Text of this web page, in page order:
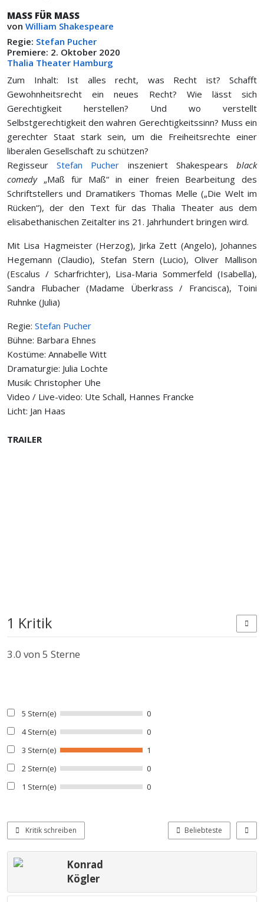
MASS FÜR MASS
von William Shakespeare
Regie: Stefan Pucher
Premiere: 2. Oktober 2020
Thalia Theater Hamburg
Zum Inhalt: Ist alles recht, was Recht ist? Schafft
Gewohnheitsrecht ein neues Recht? Wie lässt sich
Gerechtigkeit herstellen? Und wo verstellt
Selbstgerechtigkeit den wahren Gerechtigkeitssinn? Muss ein
gerechter Staat stark sein, um die Freiheitsrechte einer
liberalen Gesellschaft zu schützen?
RegisseurStefan Pucher inszeniert Shakespearsblack
comedy „Maß für Maß“ in einer freien Bearbeitung des
Schriftstellers und Dramatikers Thomas Melle („Die Welt im
Rücken“), der den Text für das Thalia Theater aus dem
elisabethanischen Zeitalter ins 21. Jahrhundert bringen wird.
Mit Lisa Hagmeister (Herzog), Jirka Zett (Angelo), Johannes
Hegemann (Claudio), Stefan Stern (Lucio), Oliver Mallison
(Escalus / Scharfrichter), Lisa-Maria Sommerfeld (Isabella),
Sandra Flubacher (Madame Überkrass / Francisca), Toini
Ruhnke (Julia)
Regie: Stefan Pucher
Bühne: Barbara Ehnes
Kostüme: Annabelle Witt
Dramaturgie: Julia Lochte
Musik: Christopher Uhe
Video / Live-video: Ute Schall, Hannes Francke
Licht: Jan Haas
TRAILER
1 Kritik
3.0 von 5 Sterne
5 Stern(e)
0
4 Stern(e)
0
3 Stern(e)
1
2 Stern(e)
0
1 Stern(e)
0
Kritik schreiben Beliebteste
Konrad
Kögler